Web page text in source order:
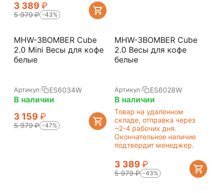
3 389 ₽
5 979₽ -43%
MHW-3BOMBER Cube
2.0 Mini Весы для кофе
белые
Артикул: ES6034W
В наличии
3 159 ₽
5 979₽ -47%
MHW-3BOMBER Cube
2.0 Весы для кофе
белые
Артикул: ES6028W
В наличии
Товар на удаленном
складе, отправка через
~2-4 рабочих дня.
Окончательное наличие
подтвердит менеджер.
3 389 ₽
5 979₽ -43%